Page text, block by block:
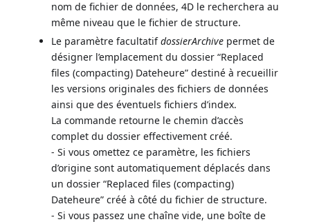
nom de fichier de données, 4D le recherchera au
même niveau que le fichier de structure.
Le paramètre facultatifdossierArchive permet de
désigner l’emplacement du dossier “Replaced
files (compacting) Dateheure” destiné à recueillir
les versions originales des fichiers de données
ainsi que des éventuels fichiers d’index.
La commande retourne le chemin d’accès
complet du dossier effectivement créé.
- Si vous omettez ce paramètre, les fichiers
d’origine sont automatiquement déplacés dans
un dossier “Replaced files (compacting)
Dateheure” créé à côté du fichier de structure.
- Si vous passez une chaîne vide, une boîte de